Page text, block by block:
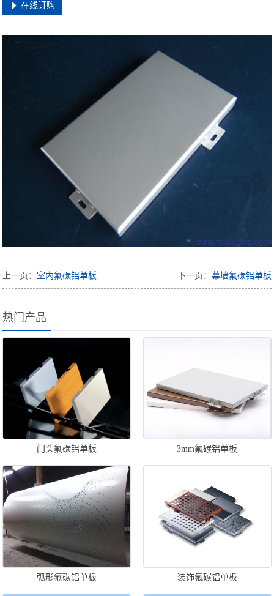
在线订购
上一页： 室内氟碳铝单板 下一页： 幕墙氟碳铝单板
热门产品
门头氟碳铝单板 3mm氟碳铝单板
弧形氟碳铝单板 装饰氟碳铝单板